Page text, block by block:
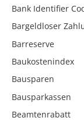
Bank Identifier
Bargeldloser
Barreserve
Baukostenindex
Bausparen
Bausparkassen
Beamtenrabatt